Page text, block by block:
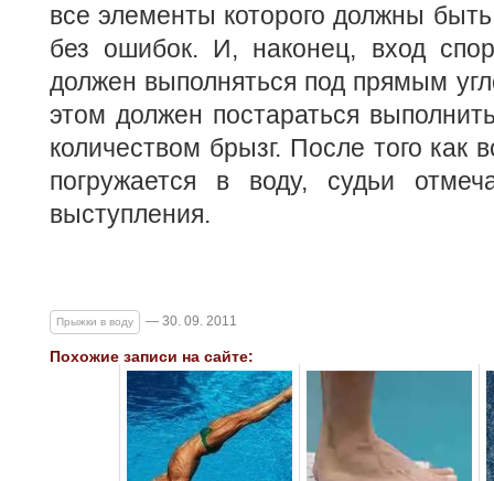
все элементы которого должны
без ошибок. И, наконец, вход
должен выполняться под прямым
этом должен постараться
количеством брызг. После того как
погружается в воду, судьи
выступления.
Прыжки в воду — 30. 09. 2011
Похожие записи на сайте: